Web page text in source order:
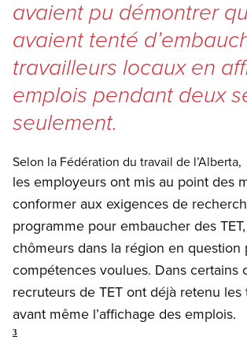
avaient pu démontrer
avaient tenté
travailleurs locaux en
emplois pendant deux
seulement.
Selon la Fédération du travail de l’Alberta,
les employeurs ont mis au point des
conformer aux exigences de
programme pour embaucher des
chômeurs dans la région en question
compétences voulues. Dans certains
recruteurs de TET ont déjà retenu les
avant même l’affichage des emplois.
3